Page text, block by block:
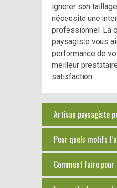
ignorer son
nécessite une
professionnel. La
paysagiste vous
performance de
meilleur
satisfaction.
Artisan paysagiste
Pour quels motifs
Comment faire